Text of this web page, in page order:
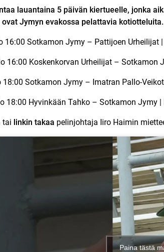
lauantaina 5 päivän kiertueelle, jonka
ovat Jymyn evakossa pelattavia kotiotteluita.
16:00 Sotkamon Jymy – Pattijoen Urheilijat
16:00 Koskenkorvan Urheilijat – Sotkamon
18:00 Sotkamon Jymy – Imatran Pallo-
18:00 Hyvinkään Tahko – Sotkamon Jymy |
tai linkin takaa pelinjohtaja Iiro Haimin
Paina tästä